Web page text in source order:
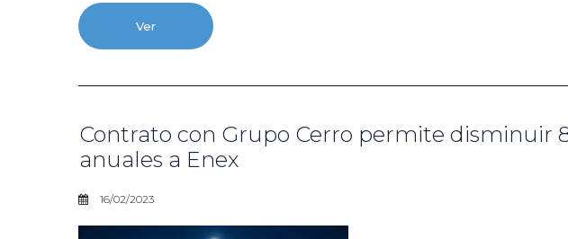
Ver
Contrato con Grupo Cerro permite disminuir
anuales a Enex
16/02/2023